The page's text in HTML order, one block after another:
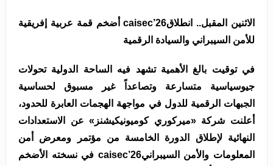
الاثنين المقبل.. انطلاقcaisec’26 أضخم قمة عربية إفريقية
للأمن السيبراني والسيادة الرقمية
في توقيت بالغ الأهمية تشهد فيه الساحة الدولية تحولات
جيوسياسية متسارعة وتصاعداً غير مسبوق لحساسية
الجبهات الرقمية للدول في مواجهة الهجمات العابرة للحدود،
أعلنت شركة «ميركوري كوميونيكيشنز» عن الاستعدادات
النهائية لإطلاق الدورة الخامسة من مؤتمر ومعرض أمن
المعلومات والأمن السيبرانيcaisec’26 في نسخته الأضخم